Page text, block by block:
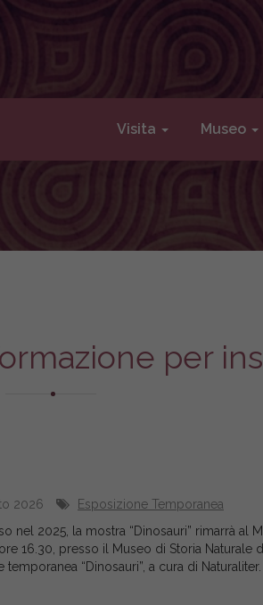
Visita Museo
per
2026
Esposizione Temporanea
nel 2025, la mostra “Dinosauri” rimarrà al
16.30, presso il Museo di Storia Naturale
“Dinosauri”, a cura di